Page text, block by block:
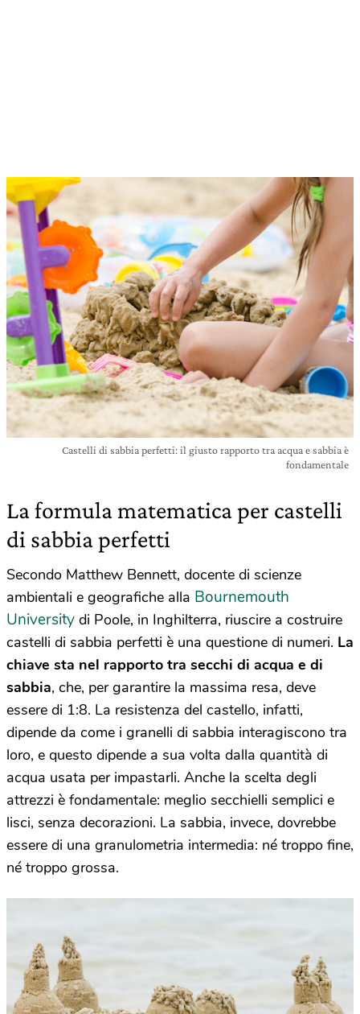
Castelli di sabbia perfetti: il giusto rapporto tra acqua e sabbia è
fondamentale
La formula matematica per castelli
di sabbia perfetti
Secondo Matthew Bennett, docente di scienze
ambientali e geografiche alla Bournemouth
University di Poole, in Inghilterra, riuscire a costruire
castelli di sabbia perfetti è una questione di numeri. La
chiave sta nel rapporto tra secchi di acqua e di
sabbia, che, per garantire la massima resa, deve
essere di 1:8. La resistenza del castello, infatti,
dipende da come i granelli di sabbia interagiscono tra
loro, e questo dipende a sua volta dalla quantità di
acqua usata per impastarli. Anche la scelta degli
attrezzi è fondamentale: meglio secchielli semplici e
lisci, senza decorazioni. La sabbia, invece, dovrebbe
essere di una granulometria intermedia: né troppo fine,
né troppo grossa.